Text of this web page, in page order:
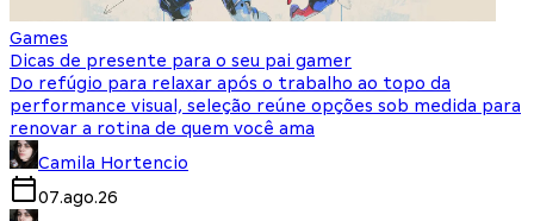
Games
Dicas de presente para o seu pai gamer
Do refúgio para relaxar após o trabalho ao topo da
performance visual, seleção reúne opções sob medida para
renovar a rotina de quem você ama
Camila Hortencio
07.ago.26